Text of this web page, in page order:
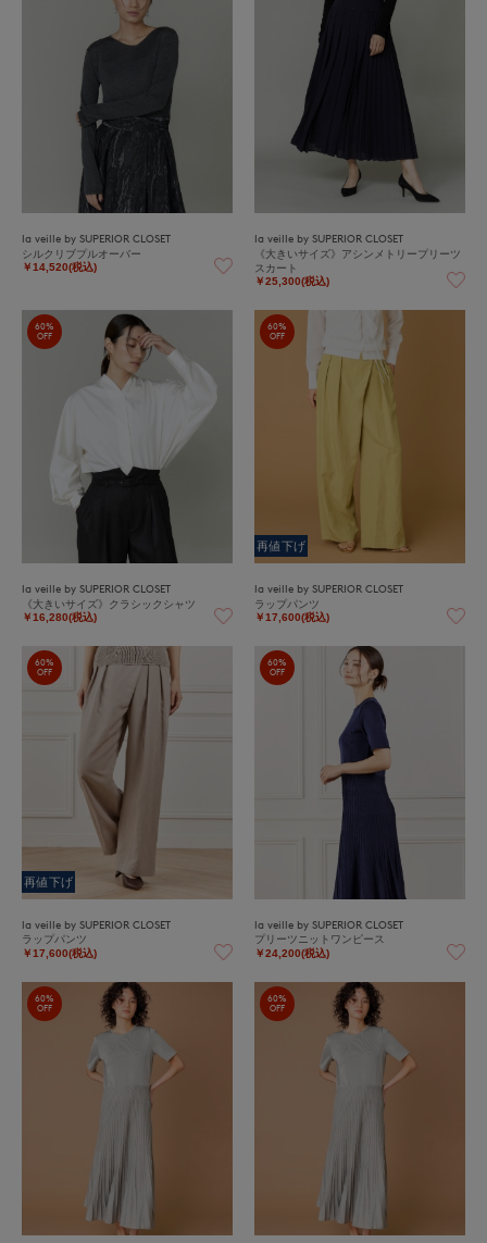
la veille by SUPERIOR CLOSET
シルクリブプルオーバー
￥14,520(税込)
la veille by SUPERIOR CLOSET
《大きいサイズ》アシンメトリープリーツ
スカート
￥25,300(税込)
60%
OFF
la veille by SUPERIOR CLOSET
《大きいサイズ》クラシックシャツ
￥16,280(税込)
60%
OFF
再値下げ
la veille by SUPERIOR CLOSET
ラップパンツ
￥17,600(税込)
60%
OFF
再値下げ
la veille by SUPERIOR CLOSET
ラップパンツ
￥17,600(税込)
60%
OFF
la veille by SUPERIOR CLOSET
プリーツニットワンピース
￥24,200(税込)
60%
OFF
60%
OFF